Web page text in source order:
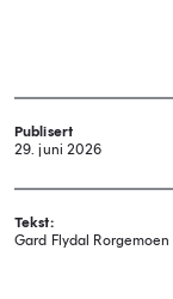
Publisert
29. juni 2026
Tekst:
Gard Flydal Rorgemoen